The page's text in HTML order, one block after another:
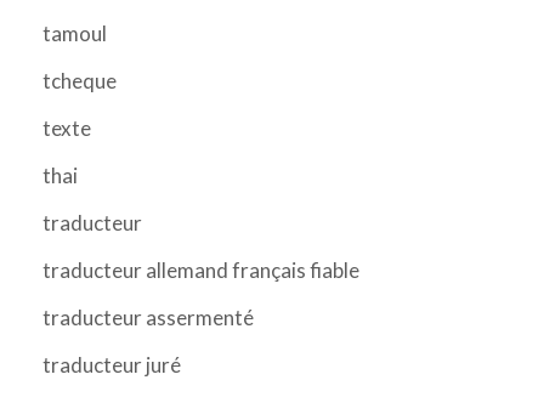
tamoul
tcheque
texte
thai
traducteur
traducteur allemand français fiable
traducteur assermenté
traducteur juré